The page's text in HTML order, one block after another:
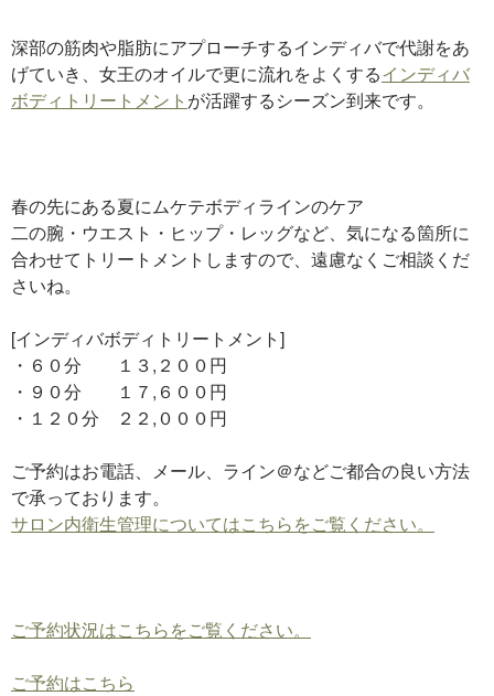
深部の筋肉や脂肪にアプローチするインディバで代謝をあ
げていき、女王のオイルで更に流れをよくするインディバ
ボディトリートメント が活躍するシーズン到来です。
春の先にある夏にムケテボディラインのケア
二の腕・ウエスト・ヒップ・レッグなど、気になる箇所に
合わせてトリートメントしますので、遠慮なくご相談くだ
さいね。
[インディバボディトリートメント]
・６０分 １３,２００円
・９０分 １７,６００円
・１２０分 ２２,０００円
ご予約はお電話、メール、ライン＠などご都合の良い方法
で承っております。
サロン内衛生管理についてはこちらをご覧ください。
ご予約状況はこちらをご覧ください。
ご予約はこちら